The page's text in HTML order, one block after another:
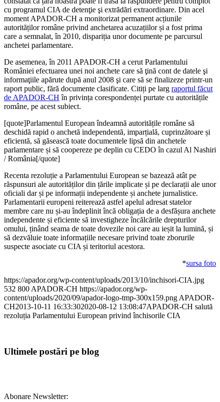
cu programul CIA de detenţie şi extrădări extraordinare. Din acel
moment APADOR-CH a monitorizat permanent acțiunile
autorităților române privind anchetarea acuzațiilor și a fost prima
care a semnalat, în 2010, dispariția unor documente pe parcursul
anchetei parlamentare.
De asemenea, în 2011 APADOR-CH a cerut Parlamentului
României efectuarea unei noi anchete care să ţină cont de datele şi
informaţiile apărute după anul 2008 şi care să se finalizeze printr-un
raport public, fără documente clasificate. Citiți pe larg raportul făcut
de APADOR-CH în privința corespondenței purtate cu autoritățile
române, pe acest subiect.
[quote]Parlamentul European îndeamnă autoritățile române să
deschidă rapid o anchetă independentă, imparțială, cuprinzătoare și
eficientă, să găsească toate documentele lipsă din anchetele
parlamentare și să coopereze pe deplin cu CEDO în cazul Al Nashiri
/ România[/quote]
Recenta rezoluție a Parlamentului European se bazează atât pe
răspunsuri ale autorităților din țările implicate și pe declarații ale unor
oficiali dar și pe informații independente și anchete jurnalistice.
Parlamentarii europeni reiterează astfel apelul adresat statelor
membre care nu și-au îndeplinit încă obligația de a desfășura anchete
independente și eficiente să investigheze încălcările drepturilor
omului, ținând seama de toate dovezile noi care au ieșit la lumină, și
să dezvăluie toate informațiile necesare privind toate zborurile
suspecte asociate cu CIA și teritoriul acestora.
*sursa foto
https://apador.org/wp-content/uploads/2013/10/inchisori-CIA.jpg
532 800 APADOR-CH https://apador.org/wp-
content/uploads/2020/09/apador-logo-tmp-300x159.png APADOR-
CH2013-10-11 16:33:302020-08-12 13:08:47APADOR-CH salută
rezoluția Parlamentului European privind închisorile CIA
Ultimele postări pe blog
Abonare Newsletter: